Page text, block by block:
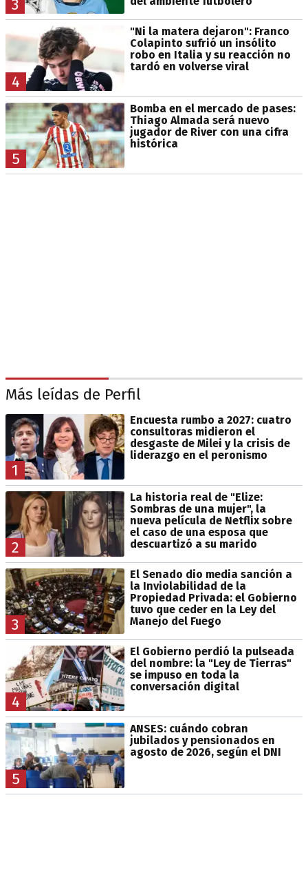
3
4
"Ni la matera dejaron": Franco
Colapinto sufrió un insólito
robo en Italia y su reacción no
tardó en volverse viral
5
Bomba en el mercado de pases:
Thiago Almada será nuevo
jugador de River con una cifra
histórica
Más leídas de Perfil
1
Encuesta rumbo a 2027: cuatro
consultoras midieron el
desgaste de Milei y la crisis de
liderazgo en el peronismo
2
La historia real de "Elize:
Sombras de una mujer", la
nueva película de Netflix sobre
el caso de una esposa que
descuartizó a su marido
3
El Senado dio media sanción a
la Inviolabilidad de la
Propiedad Privada: el Gobierno
tuvo que ceder en la Ley del
Manejo del Fuego
4
El Gobierno perdió la pulseada
del nombre: la "Ley de Tierras"
se impuso en toda la
conversación digital
5
ANSES: cuándo cobran
jubilados y pensionados en
agosto de 2026, según el DNI